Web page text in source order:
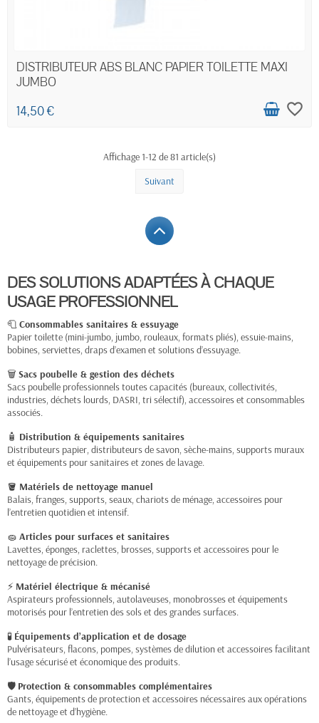
DISTRIBUTEUR ABS BLANC PAPIER TOILETTE MAXI
JUMBO
14,50 €
favorite_border
Affichage 1-12 de 81 article(s)
Suivant
DES SOLUTIONS ADAPTÉES À CHAQUE
USAGE PROFESSIONNEL
🧻 Consommables sanitaires & essuyage
Papier toilette (mini-jumbo, jumbo, rouleaux, formats pliés), essuie-mains,
bobines, serviettes, draps d’examen et solutions d’essuyage.
🗑 Sacs poubelle & gestion des déchets
Sacs poubelle professionnels toutes capacités (bureaux, collectivités,
industries, déchets lourds, DASRI, tri sélectif), accessoires et consommables
associés.
🧴 Distribution & équipements sanitaires
Distributeurs papier, distributeurs de savon, sèche-mains, supports muraux
et équipements pour sanitaires et zones de lavage.
🪣 Matériels de nettoyage manuel
Balais, franges, supports, seaux, chariots de ménage, accessoires pour
l’entretien quotidien et intensif.
🧽 Articles pour surfaces et sanitaires
Lavettes, éponges, raclettes, brosses, supports et accessoires pour le
nettoyage de précision.
⚡ Matériel électrique & mécanisé
Aspirateurs professionnels, autolaveuses, monobrosses et équipements
motorisés pour l’entretien des sols et des grandes surfaces.
🧪 Équipements d’application et de dosage
Pulvérisateurs, flacons, pompes, systèmes de dilution et accessoires facilitant
l’usage sécurisé et économique des produits.
🛡 Protection & consommables complémentaires
Gants, équipements de protection et accessoires nécessaires aux opérations
de nettoyage et d’hygiène.